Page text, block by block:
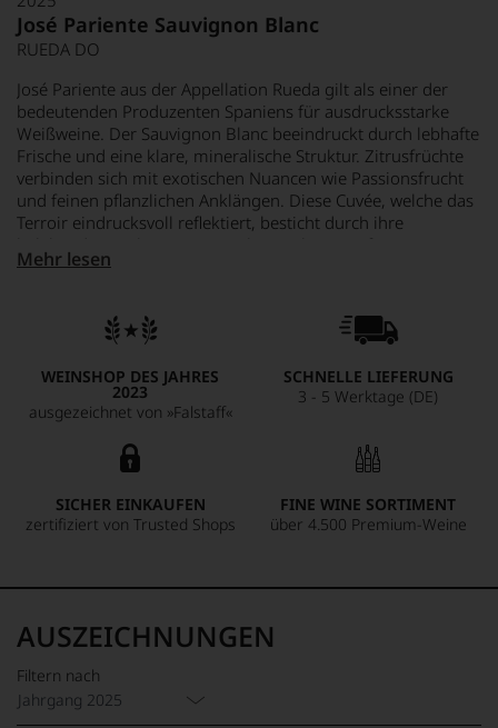
José Pariente Sauvignon Blanc
RUEDA DO
José Pariente aus der Appellation Rueda gilt als einer der
bedeutenden Produzenten Spaniens für ausdrucksstarke
Weißweine. Der Sauvignon Blanc beeindruckt durch lebhafte
Frische und eine klare, mineralische Struktur. Zitrusfrüchte
verbinden sich mit exotischen Nuancen wie Passionsfrucht
und feinen pflanzlichen Anklängen. Diese Cuvée, welche das
Terroir eindrucksvoll reflektiert, besticht durch ihre
Ziegenkäse oder Meeresfrüchten. Die Kombination aus
ausgewogenes Geschmacksprofil.
Mehr lesen
WEINSHOP DES JAHRES
2023
ausgezeichnet von »Falstaff«
SCHNELLE LIEFERUNG
3 - 5 Werktage (DE)
SICHER EINKAUFEN
zertifiziert von Trusted Shops
FINE WINE SORTIMENT
über 4.500 Premium-Weine
AUSZEICHNUNGEN
Filtern nach
Jahrgang 2025